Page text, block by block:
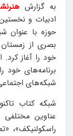
به گزارش
ادبیات و
حوزه با عنوان
برنامه‌های
شبکه‌های
عناوین
راسکولنیکف»،